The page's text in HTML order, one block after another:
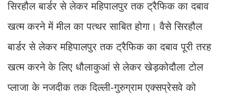
सिरहौल बार्डर से लेकर महिपालपुर तक ट्रैफिक का दबाव
खत्म करने में मील का पत्थर साबित होगा। वैसे सिरहौल
बार्डर से लेकर महिपालपुर तक ट्रैफिक का दबाव पूरी तरह
खत्म करने के लिए धौलाकुआं से लेकर खेड़कोदौला टोल
प्लाजा के नजदीक तक दिल्ली-गुरुग्राम एक्सप्रेसवे को